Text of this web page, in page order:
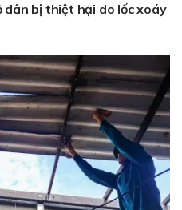
dân bị thiệt hại do lốc xoáy